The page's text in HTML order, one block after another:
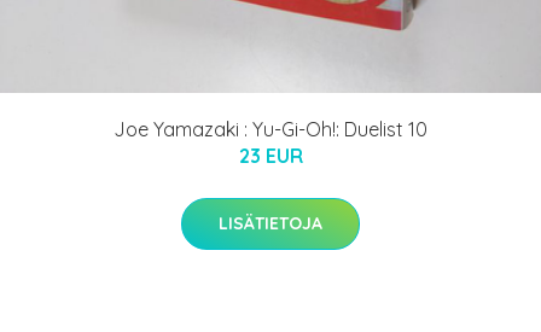
Joe Yamazaki : Yu-Gi-Oh!: Duelist 10
23 EUR
LISÄTIETOJA